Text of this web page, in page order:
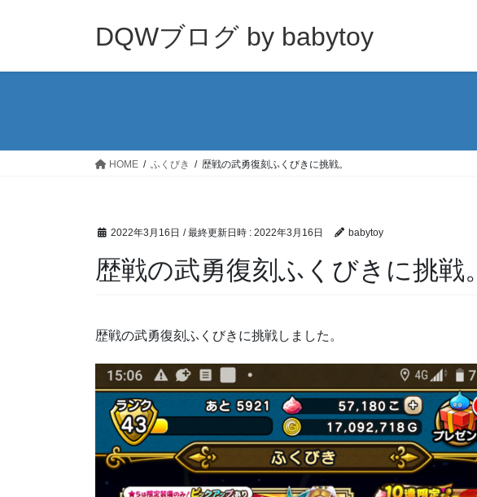
DQWブログ by babytoy
HOME ふくびき 歴戦の武勇復刻ふくびきに挑戦。
2022年3月16日 / 最終更新日時 : 2022年3月16日 babytoy
歴戦の武勇復刻ふくびきに挑戦。
歴戦の武勇復刻ふくびきに挑戦しました。